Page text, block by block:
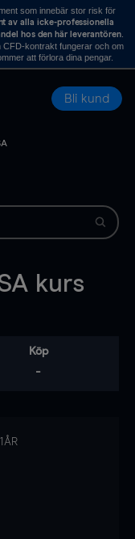
som innebär stor risk för
av alla icke-professionella
hos den här leverantören.
kontrakt fungerar och om
att förlora dina pengar.
Bli kund
kurs
Köp
-
1ÅR